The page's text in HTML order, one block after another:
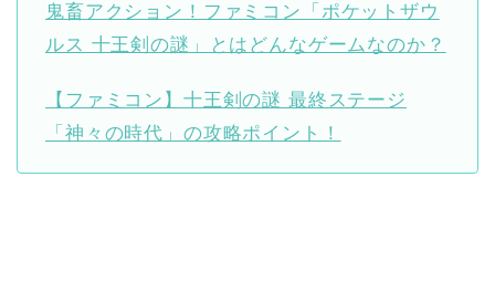
鬼畜アクション！ファミコン「ポケットザウ
ルス 十王剣の謎」とはどんなゲームなのか？
【ファミコン】十王剣の謎 最終ステージ
「神々の時代」の攻略ポイント！